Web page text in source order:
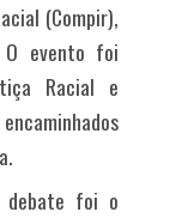
(Compir),
evento foi
Racial e
debate foi o